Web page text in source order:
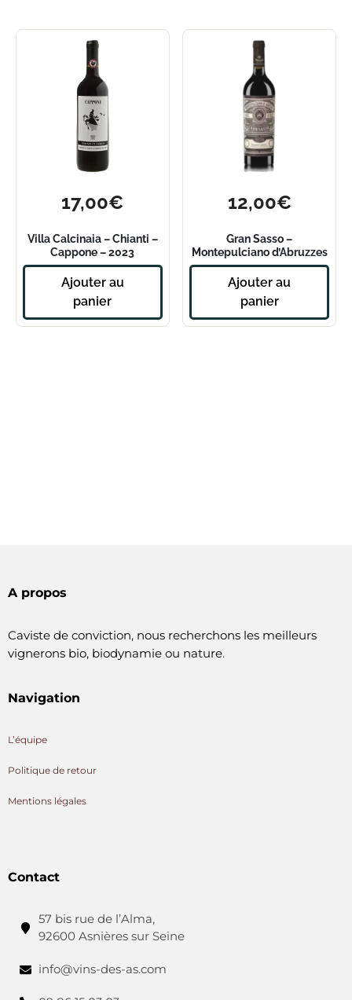
17,00€
Villa Calcinaia – Chianti –
Cappone – 2023
Ajouter au
panier
12,00€
Gran Sasso –
Montepulciano d’Abruzzes
Italie rouge – 2021
Ajouter au
panier
A propos
Caviste de conviction, nous recherchons les meilleurs
vignerons bio, biodynamie ou nature.
Navigation
L’équipe
Politique de retour
Mentions légales
Contact
57 bis rue de l’Alma,
92600 Asnières sur Seine
info@vins-des-as.com